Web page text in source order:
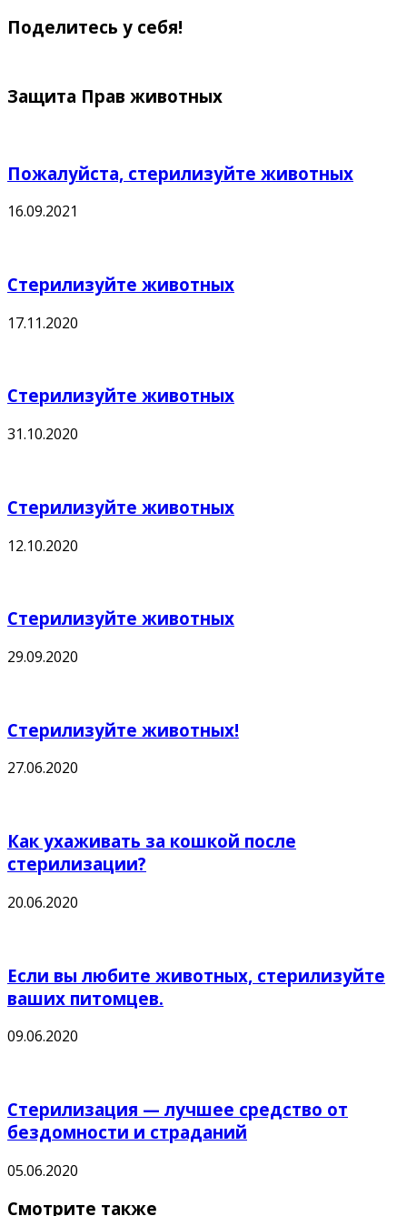
Поделитесь у себя!
Защита Прав животных
Пожалуйста, стерилизуйте животных
16.09.2021
Стерилизуйте животных
17.11.2020
Стерилизуйте животных
31.10.2020
Стерилизуйте животных
12.10.2020
Стерилизуйте животных
29.09.2020
Стерилизуйте животных!
27.06.2020
Как ухаживать за кошкой после
стерилизации?
20.06.2020
Если вы любите животных, стерилизуйте
ваших питомцев.
09.06.2020
Стерилизация — лучшее средство от
бездомности и страданий
05.06.2020
Смотрите также